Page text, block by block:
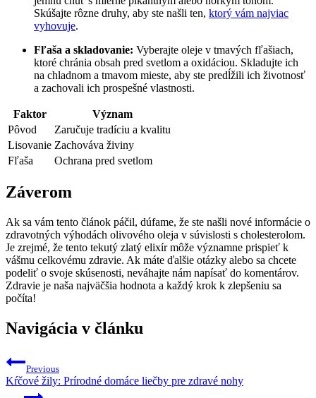
Skúšajte rôzne druhy, aby ste našli ten, ktorý vám najviac
vyhovuje.
Fľaša a skladovanie: Vyberajte oleje v tmavých fľašiach,
ktoré chránia obsah pred svetlom a oxidáciou. Skladujte ich
na chladnom a tmavom mieste, aby ste predĺžili ich životnosť
a zachovali ich prospešné vlastnosti.
Faktor
Význam
Pôvod
Zaručuje tradíciu a kvalitu
Lisovanie Zachováva živiny
Fľaša
Ochrana pred svetlom
Záverom
Ak sa vám tento článok páčil, dúfame, že ste našli nové informácie o
zdravotných výhodách olivového oleja v súvislosti s cholesterolom.
Je zrejmé, že tento tekutý zlatý elixír môže významne prispieť k
vášmu celkovému zdravie. Ak máte ďalšie otázky alebo sa chcete
podeliť o svoje skúsenosti, neváhajte nám napísať do komentárov.
Zdravie je naša najväčšia hodnota a každý krok k zlepšeniu sa
počíta!
Navigácia v článku
Previous
Kŕčové žily: Prírodné domáce liečby pre zdravé nohy